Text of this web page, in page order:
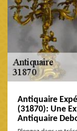
Antiquaire
(31870): Une
Antiquaire